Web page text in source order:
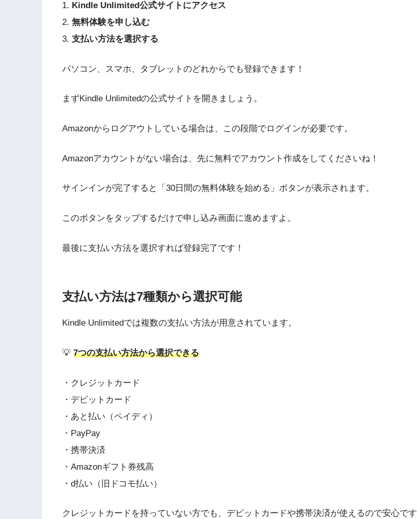
1. Kindle Unlimited公式サイトにアクセス
2. 無料体験を申し込む
3. 支払い方法を選択する
パソコン、スマホ、タブレットのどれからでも登録できます！
まずKindle Unlimitedの公式サイトを開きましょう。
Amazonからログアウトしている場合は、この段階でログインが必要です。
Amazonアカウントがない場合は、先に無料でアカウント作成をしてくださいね！
サインインが完了すると「30日間の無料体験を始める」ボタンが表示されます。
このボタンをタップするだけで申し込み画面に進めますよ。
最後に支払い方法を選択すれば登録完了です！
支払い方法は7種類から選択可能
Kindle Unlimitedでは複数の支払い方法が用意されています。
💡 7つの支払い方法から選択できる
・クレジットカード
・デビットカード
・あと払い（ペイディ）
・PayPay
・携帯決済
・Amazonギフト券残高
・d払い（旧ドコモ払い）
クレジットカードを持っていない方でも、デビットカードや携帯決済が使えるので安心です